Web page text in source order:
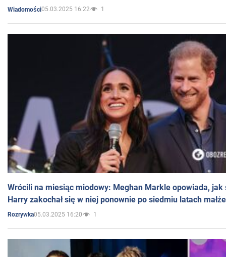
Wiadomości05.03.2025 16:22 1
Wrócili na miesiąc miodowy: Meghan Markle opowiada, jak
Harry zakochał się w niej ponownie po siedmiu latach
Rozrywka05.03.2025 16:20 1